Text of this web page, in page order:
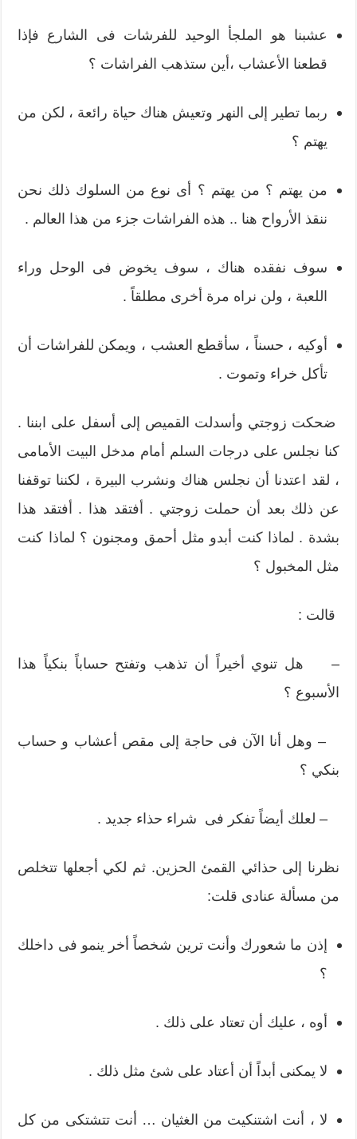
عشبنا هو الملجأ الوحيد للفرشات فى الشارع فإذا
قطعنا الأعشاب ،أين ستذهب الفراشات ؟
ربما تطير إلى النهر وتعيش هناك حياة رائعة ، لكن من
يهتم ؟
من يهتم ؟ من يهتم ؟ أى نوع من السلوك ذلك نحن
ننقذ الأرواح هنا .. هذه الفراشات جزء من هذا العالم .
سوف نفقده هناك ، سوف يخوض فى الوحل وراء
اللعبة ، ولن نراه مرة أخرى مطلقاً .
أوكيه ، حسناً ، سأقطع العشب ، ويمكن للفراشات أن
تأكل خراء وتموت .
ضحكت زوجتي وأسدلت القميص إلى أسفل على ابننا .
كنا نجلس على درجات السلم أمام مدخل البيت الأمامى
، لقد اعتدنا أن نجلس هناك ونشرب البيرة ، لكننا توقفنا
عن ذلك بعد أن حملت زوجتي . أفتقد هذا . أفتقد هذا
بشدة . لماذا كنت أبدو مثل أحمق ومجنون ؟ لماذا كنت
مثل المخبول ؟
قالت :
– هل تنوي أخيراً أن تذهب وتفتح حساباً بنكياً هذا
الأسبوع ؟
– وهل أنا الآن فى حاجة إلى مقص أعشاب و حساب
بنكي ؟
– لعلك أيضاً تفكر فى شراء حذاء جديد .
نظرنا إلى حذائي القمئ الحزين. ثم لكي أجعلها تتخلص
من مسألة عنادى قلت:
إذن ما شعورك وأنت ترين شخصاً أخر ينمو فى داخلك
؟
أوه ، عليك أن تعتاد على ذلك .
لا يمكنى أبداً أن أعتاد على شئ مثل ذلك .
لا ، أنت اشتنكيت من الغثيان … أنت تتشتكى من كل